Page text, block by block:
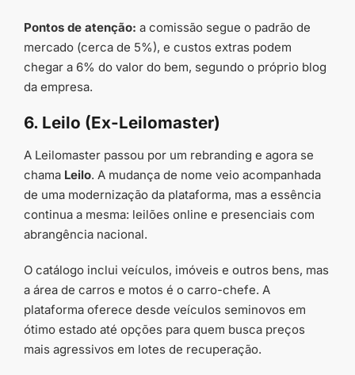
Pontos de atenção: a comissão segue o padrão de
mercado (cerca de 5%), e custos extras podem
chegar a 6% do valor do bem, segundo o próprio blog
da empresa.
6. Leilo (Ex-Leilomaster)
A Leilomaster passou por um rebranding e agora se
chama Leilo. A mudança de nome veio acompanhada
de uma modernização da plataforma, mas a essência
continua a mesma: leilões online e presenciais com
abrangência nacional.
O catálogo inclui veículos, imóveis e outros bens, mas
a área de carros e motos é o carro-chefe. A
plataforma oferece desde veículos seminovos em
ótimo estado até opções para quem busca preços
mais agressivos em lotes de recuperação.